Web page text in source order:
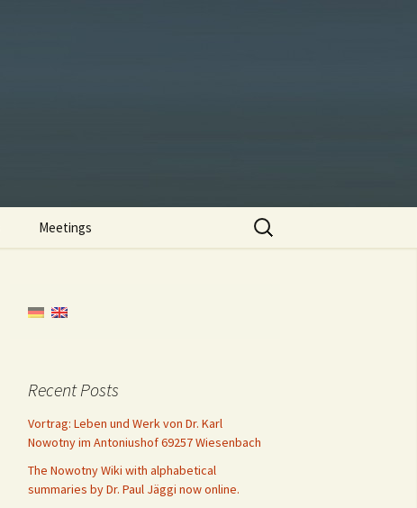
Meetings
Search
for:
Recent Posts
Vortrag: Leben und Werk von Dr. Karl
Nowotny im Antoniushof 69257 Wiesenbach
The Nowotny Wiki with alphabetical
summaries by Dr. Paul Jäggi now online.